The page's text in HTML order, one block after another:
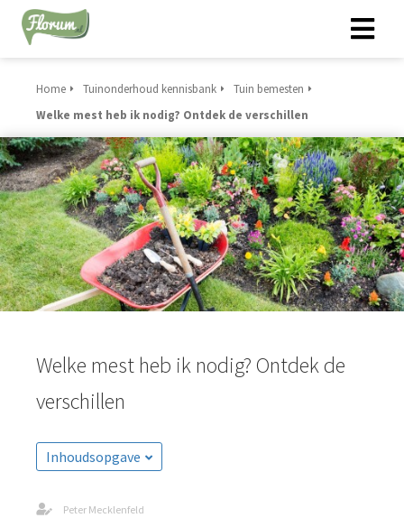
Home Tuinonderhoud kennisbank
Tuin bemesten
Welke mest heb ik nodig? Ontdek de verschillen
Welke mest heb ik nodig? Ontdek de
verschillen
Inhoudsopgave
Peter Mecklenfeld